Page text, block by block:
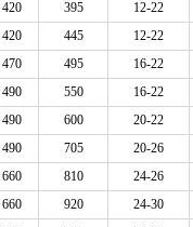
420 395 12-22
420 445 12-22
470 495 16-22
490 550 16-22
490 600 20-22
490 705 20-26
660 810 24-26
660 920 24-30